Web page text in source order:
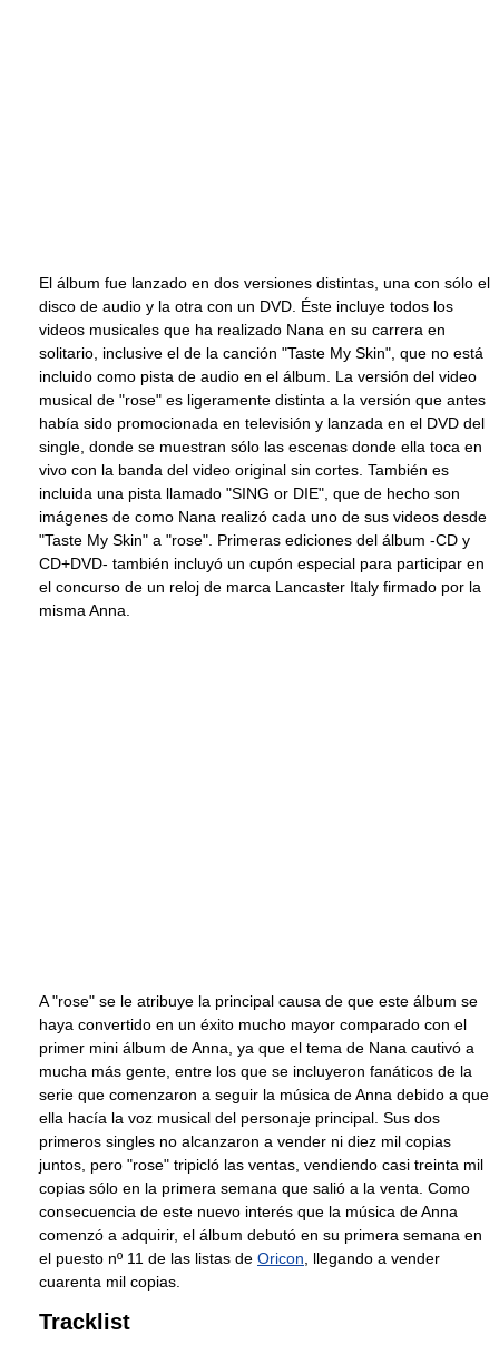
El álbum fue lanzado en dos versiones distintas, una con sólo el
disco de audio y la otra con un DVD. Éste incluye todos los
videos musicales que ha realizado Nana en su carrera en
solitario, inclusive el de la canción "Taste My Skin", que no está
incluido como pista de audio en el álbum. La versión del video
musical de "rose" es ligeramente distinta a la versión que antes
había sido promocionada en televisión y lanzada en el DVD del
single, donde se muestran sólo las escenas donde ella toca en
vivo con la banda del video original sin cortes. También es
incluida una pista llamado "SING or DIE", que de hecho son
imágenes de como Nana realizó cada uno de sus videos desde
"Taste My Skin" a "rose". Primeras ediciones del álbum -CD y
CD+DVD- también incluyó un cupón especial para participar en
el concurso de un reloj de marca Lancaster Italy firmado por la
misma Anna.
A "rose" se le atribuye la principal causa de que este álbum se
haya convertido en un éxito mucho mayor comparado con el
primer mini álbum de Anna, ya que el tema de Nana cautivó a
mucha más gente, entre los que se incluyeron fanáticos de la
serie que comenzaron a seguir la música de Anna debido a que
ella hacía la voz musical del personaje principal. Sus dos
primeros singles no alcanzaron a vender ni diez mil copias
juntos, pero "rose" tripicló las ventas, vendiendo casi treinta mil
copias sólo en la primera semana que salió a la venta. Como
consecuencia de este nuevo interés que la música de Anna
comenzó a adquirir, el álbum debutó en su primera semana en
el puesto nº 11 de las listas de Oricon , llegando a vender
cuarenta mil copias.
Tracklist